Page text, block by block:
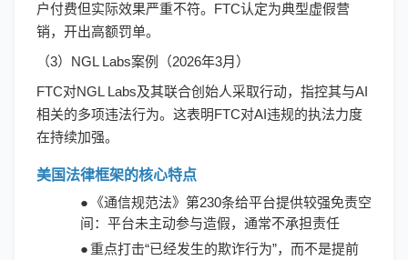
户付费但实际效果严重不符。FTC认定为典型虚假营
销，开出高额罚单。
（3）NGL Labs案例（2026年3月）
FTC对NGL Labs及其联合创始人采取行动，指控其与AI
相关的多项违法行为。这表明FTC对AI违规的执法力度
在持续加强。
美国法律框架的核心特点
●
《通信规范法》第230条给平台提供较强免责空
间：平台未主动参与造假，通常不承担责任
●重点打击“已经发生的欺诈行为”，而不是提前